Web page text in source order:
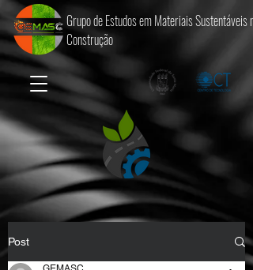
Grupo de Estudos em Materiais Sustentáveis na
Construção
Post